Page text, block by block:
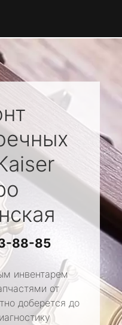
88-85
инвентарем
от
доберется до